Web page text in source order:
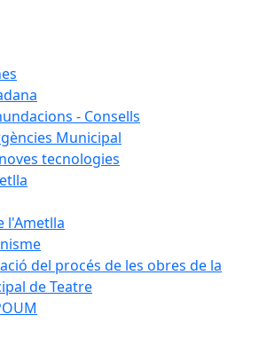
- Consells
Municipal
tecnologies
l'Ametlla
del procés de les obres de la
de Teatre